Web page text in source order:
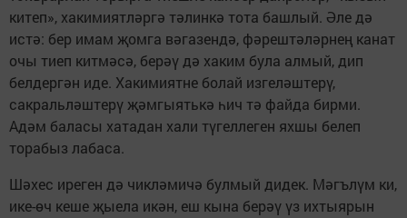
китеп», хакимиятләргә тәлинкә тота башлый. Әле дә
истә: бер имам җомга вәгазендә, фәрештәләрнең канат
очы тиеп китмәсә, берәү дә хаким була алмый, дип
белдергән иде. Хакимиятне болай изгеләштерү,
сакральләштерү җәмгыятькә һич тә файда бирми.
Адәм баласы хатадан хали түгеллеген яхшы белеп
торабыз лабаса.
Шәхес иреген дә чикләмичә булмый дидек. Мәгълүм ки,
ике-өч кеше җыела икән, еш кына берәү үз ихтыярын